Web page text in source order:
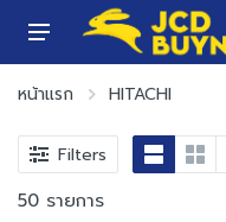
หน้าแรก HITACHI
Filters
50 รายการ